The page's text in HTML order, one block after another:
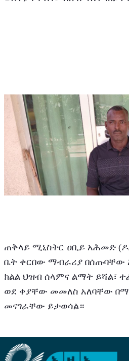
ጠቅላይ ሚኒስትር ዐቢይ አሕመድ
ቤት ቀርበው ማብራሪያ በሰጡባቸው
ክልል ህዝብ ሰላምና ልማት ይሻል፣
ወደ ቀያቸው መመለስ አለባቸው
መናገራቸው ይታወሳል።